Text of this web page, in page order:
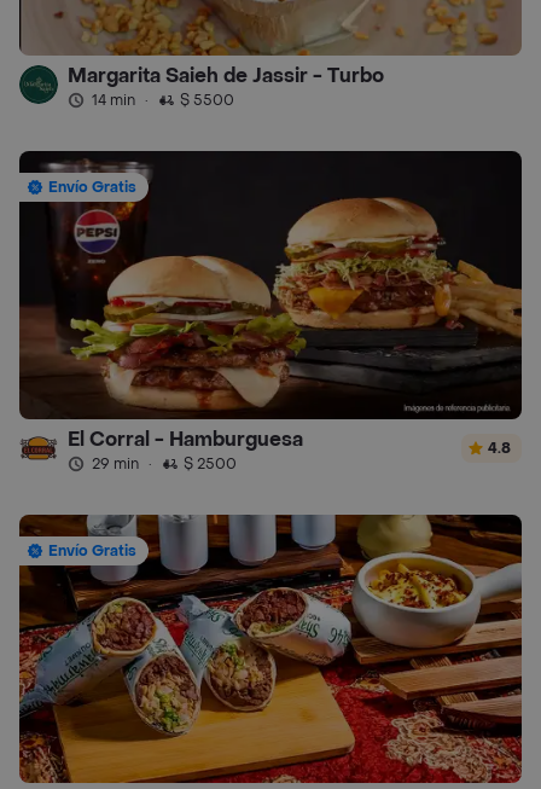
Margarita Saieh de Jassir - Turbo
14 min · $ 5500
Envío Gratis
El Corral - Hamburguesa
29 min · $ 2500
4.8
Envío Gratis